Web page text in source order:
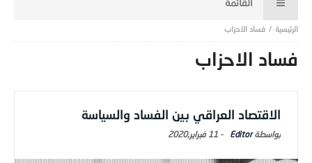
فساد الاحزاب
فساد الاحزاب
الاقتصاد العراقي بين الفساد والسياسة
Editor
- 11 فبراير,2020